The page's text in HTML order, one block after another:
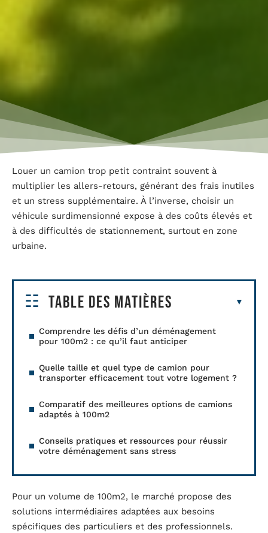
Louer un camion trop petit contraint souvent à
multiplier les allers-retours, générant des frais inutiles
et un stress supplémentaire. À l’inverse, choisir un
véhicule surdimensionné expose à des coûts élevés et
à des difficultés de stationnement, surtout en zone
urbaine.
Table des matières
Comprendre les défis d’un déménagement
pour 100m2 : ce qu’il faut anticiper
Quelle taille et quel type de camion pour
transporter efficacement tout votre logement ?
Comparatif des meilleures options de camions
adaptés à 100m2
Conseils pratiques et ressources pour réussir
votre déménagement sans stress
Pour un volume de 100m2, le marché propose des
solutions intermédiaires adaptées aux besoins
spécifiques des particuliers et des professionnels.